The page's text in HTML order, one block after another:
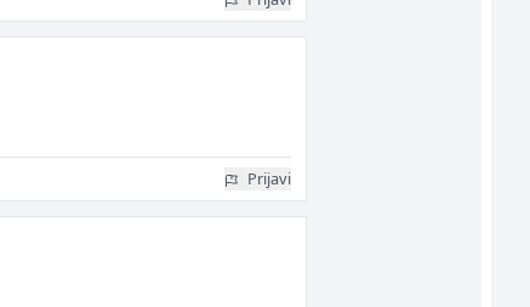
Prijavi